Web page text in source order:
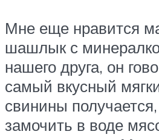
Мне еще нравится
шашлык с
нашего друга, он
самый вкусный
свинины получается,
замочить в воде